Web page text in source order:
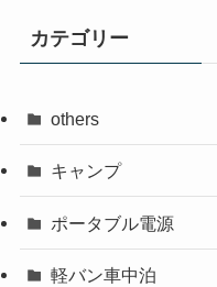
カテゴリー
others
キャンプ
ポータブル電源
軽バン車中泊